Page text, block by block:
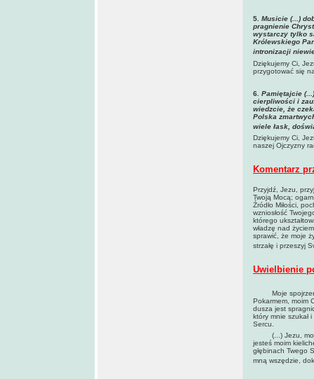
5. Musicie (...)
pragnienie
wystarczy tylko
Królewskiego
intronizacji
Dziękujemy Ci,
przygotować się
6 . Pamiętajcie
cierpliwości i
wiedzcie, że
Polska
wiele łask,
Dziękujemy Ci,
naszej Ojczyzny
Komentarz
Przyjdź, Jezu,
Twoją Mocą;
Źródło Miłości,
wzniosłość
którego
władzę nad
sprawić, że moje
strzałę i przeszyj
Uwielbienie
Moje spojrzenie
Pokarmem, moim
dusza jest
który mnie szukał
Sercu.
(...) Jezu, moja
jesteś moim
głębinach Twego
mną wszędzie,